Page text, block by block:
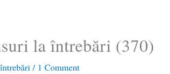
la întrebări (370)
/ 1 Comment